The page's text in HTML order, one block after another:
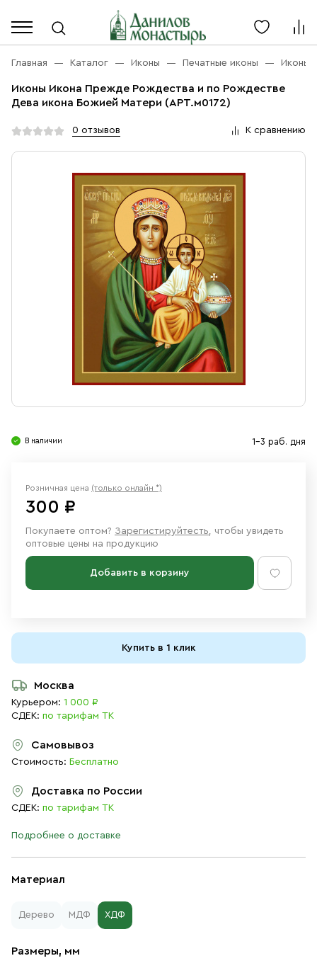
Каталог
Акции
Богослужебная и Церковная утварь
Православные подарки
Ювелирные изделия
Каталог
О компании Бренды
Контакты
+7 (916) 868-10-00
Розница, будни с 9 до 16
+7 (925) 417 07-93
Оптом, будни с 9 до 17
Главная Каталог Иконы Печатные иконы Иконы
Иконы Икона Прежде Рождества и по Рождестве
Дева икона Божией Матери (АРТ.м0172)
0 отзывов К сравнению
В наличии 1-3 раб. дня
Материал
Дерево МДФ ХДФ
Размеры, мм
Розничная цена (только онлайн *)
300 ₽
Покупаете оптом? Зарегистируйтесть, чтобы увидеть
оптовые цены на продукцию
Добавить в корзину
Купить в 1 клик
Москва
Курьером: 1 000 ₽
СДЕК: по тарифам ТК
Самовывоз
Стоимость: Бесплатно
Доставка по России
СДЕК: по тарифам ТК
Подробнее о доставке